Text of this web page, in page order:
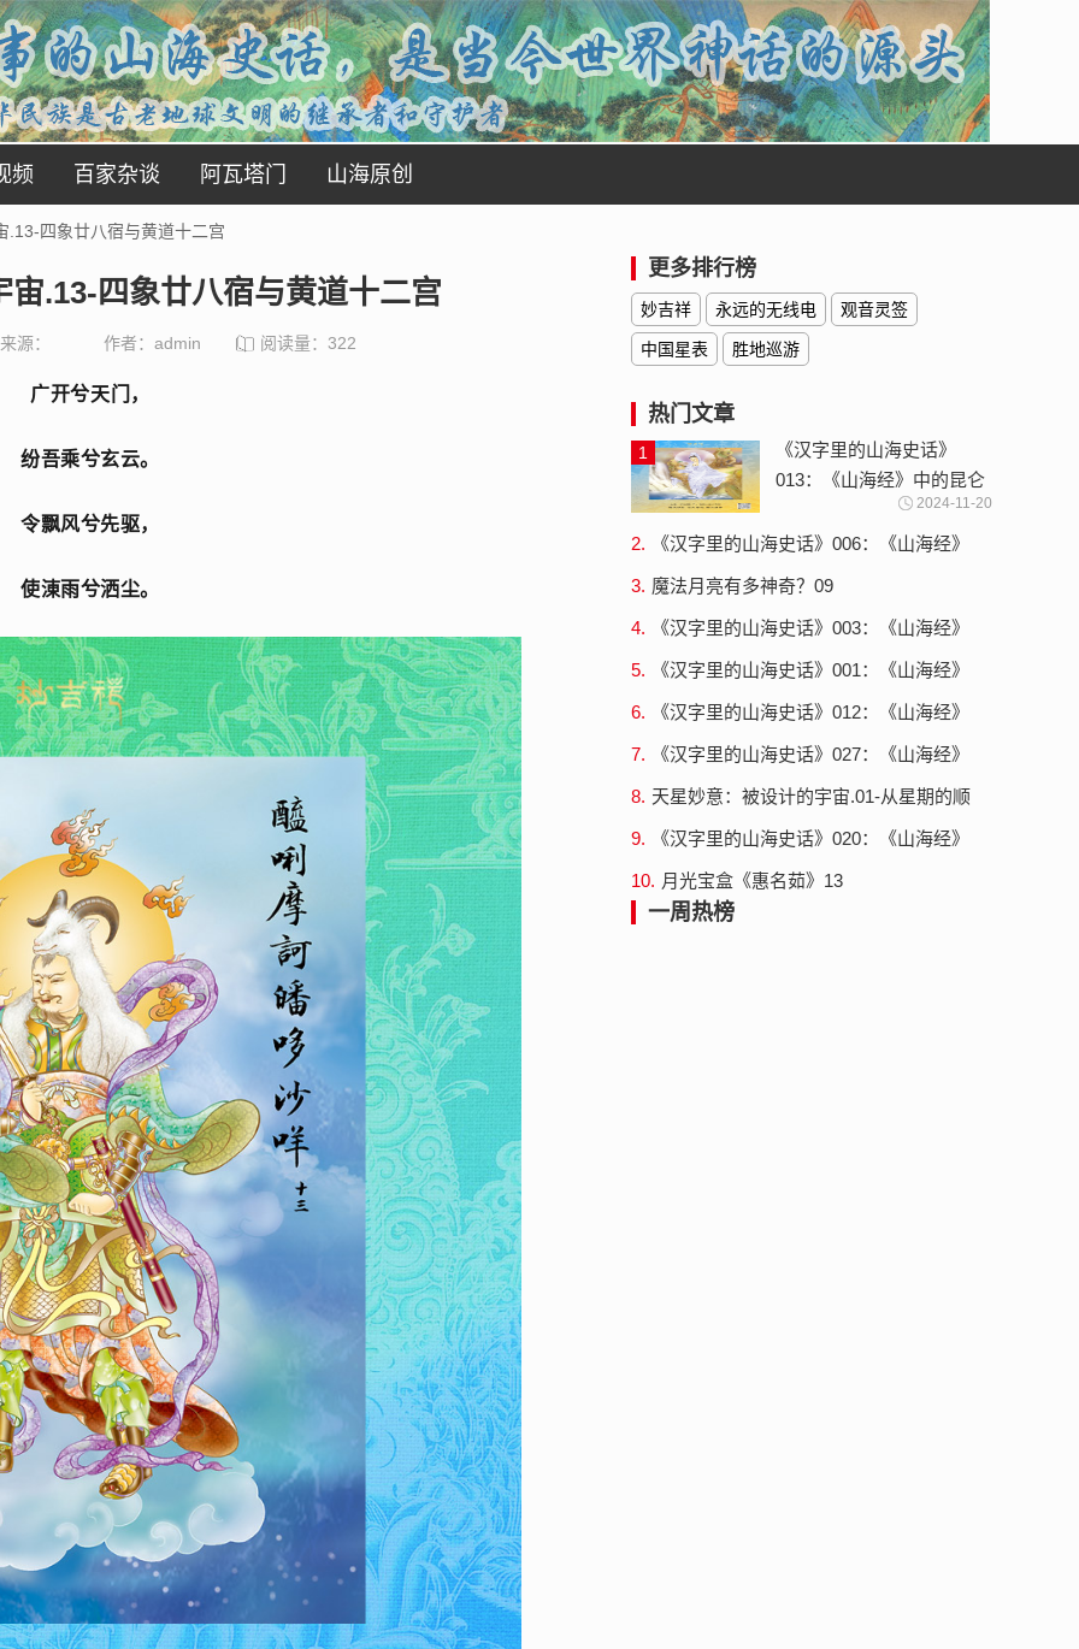
频 百家杂谈 阿瓦塔门 山海原创
.13-四象廿八宿与黄道十二宫
.13-四象廿八宿与黄道十二宫
来源： 作者：admin 阅读量： 322
广开兮天门，
纷吾乘兮玄云。
令飘风兮先驱，
使涷雨兮洒尘。
更多排行榜
妙吉祥 永远的无线电 观音灵签
中国星表 胜地巡游
热门文章
1
《汉字里的山海史话》
013：《山海经》中的昆仑
神-云梦大泽与沧海桑田
2024-11-20
2.
《汉字里的山海史话》006：《山海经》
3. 魔法月亮有多神奇？09
4.
《汉字里的山海史话》003：《山海经》
5.
《汉字里的山海史话》001：《山海经》
6.
《汉字里的山海史话》012：《山海经》
高姓
7.
《汉字里的山海史话》027：《山海经》
山十...
8. 天星妙意：被设计的宇宙.01-从星期的顺
9.
《汉字里的山海史话》020：《山海经》
10. 月光宝盒《惠名茹》13
一周热榜